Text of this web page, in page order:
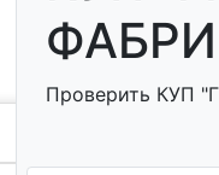
Проверить КУП